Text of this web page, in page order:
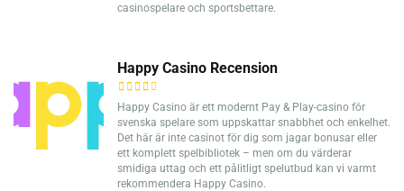
casinospelare och sportsbettare.
Happy Casino Recension
Happy Casino är ett modernt Pay & Play-casino för
svenska spelare som uppskattar snabbhet och enkelhet.
Det här är inte casinot för dig som jagar bonusar eller
ett komplett spelbibliotek – men om du värderar
smidiga uttag och ett pålitligt spelutbud kan vi varmt
rekommendera Happy Casino.